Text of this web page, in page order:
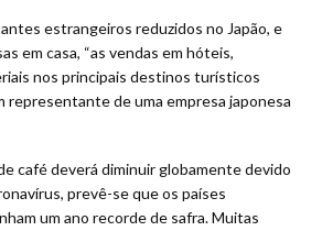
estrangeiros reduzidos no Japão, e
em casa, “as vendas em hóteis,
nos principais destinos turísticos
representante de uma empresa japonesa
café deverá diminuir globamente devido
prevê-se que os países
um ano recorde de safra. Muitas